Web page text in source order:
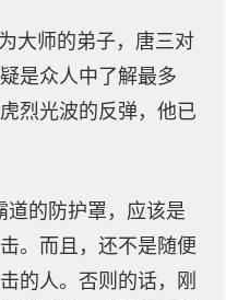
大师的弟子，唐三对
是众人中了解最多
烈光波的反弹，他已
道的防护罩，应该是
。而且，还不是随便
的人。否则的话，刚